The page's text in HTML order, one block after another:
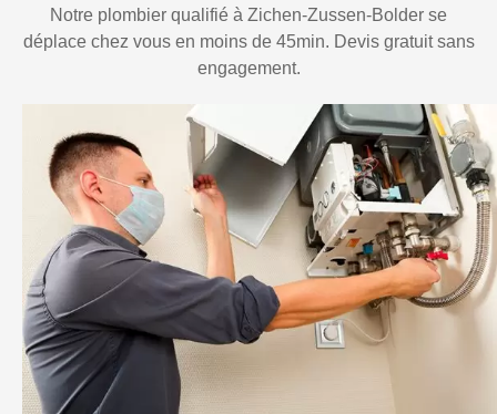
Notre plombier qualifié à Zichen-Zussen-Bolder se
déplace chez vous en moins de 45min. Devis gratuit sans
engagement.